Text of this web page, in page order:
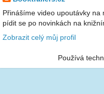
Přinášíme video upoutávky
pídit se po novinkách na
Zobrazit celý můj profil
Používá